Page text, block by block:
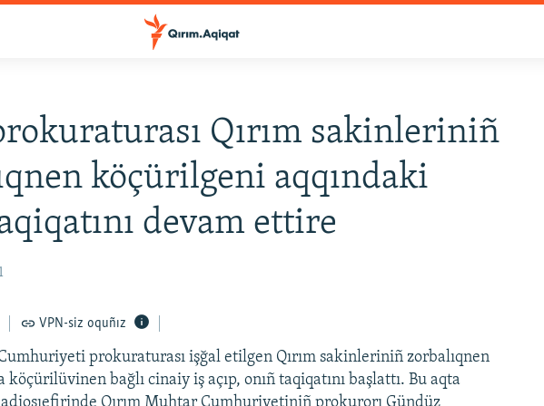
Qırım sakinleriniñ
köçürilgeni aqqındaki
devam ettire
VPN-siz oquñız
prokuraturası işğal etilgen Qırım sakinleriniñ zorbalıqnen
köçürilüvinen bağlı cinaiy iş açıp, onıñ taqiqatını başlattı. Bu aqta